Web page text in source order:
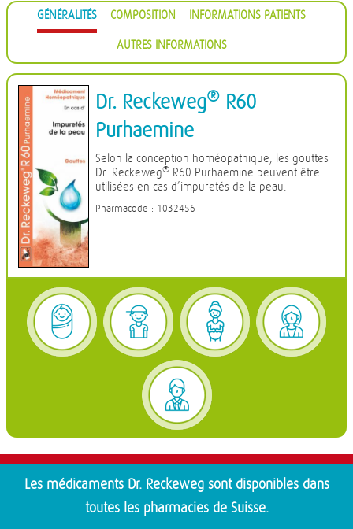
GÉNÉRALITÉS COMPOSITION INFORMATIONS PATIENTS
AUTRES INFORMATIONS
Dr. Reckeweg® R60
Purhaemine
Selon la conception homéopathique, les gouttes
Dr. Reckeweg® R60 Purhaemine peuvent être
utilisées en cas d’impuretés de la peau.
Pharmacode : 1032456
Les médicaments Dr. Reckeweg sont disponibles dans
toutes les pharmacies de Suisse.